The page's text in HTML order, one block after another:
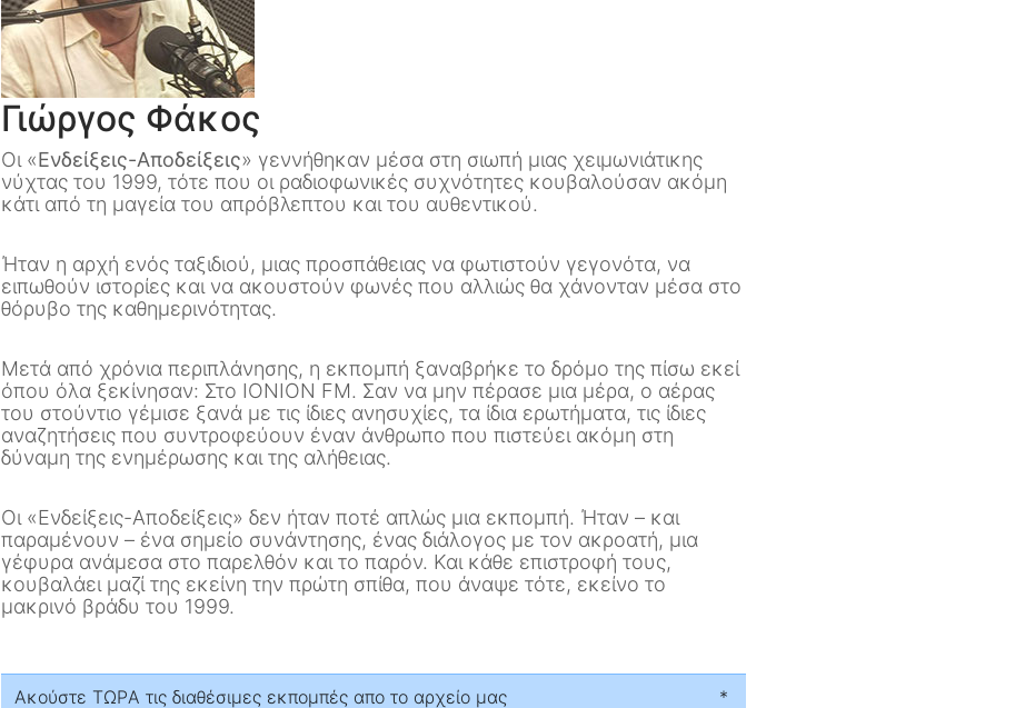
Γιώργος Φάκος
Οι «Ενδείξεις-Αποδείξεις» γεννήθηκαν μέσα στη σιωπή μιας χειμωνιάτικης
νύχτας του 1999, τότε που οι ραδιοφωνικές συχνότητες κουβαλούσαν ακόμη
κάτι από τη μαγεία του απρόβλεπτου και του αυθεντικού.
Ήταν η αρχή ενός ταξιδιού, μιας προσπάθειας να φωτιστούν γεγονότα, να
ειπωθούν ιστορίες και να ακουστούν φωνές που αλλιώς θα χάνονταν μέσα στο
θόρυβο της καθημερινότητας.
Μετά από χρόνια περιπλάνησης, η εκπομπή ξαναβρήκε το δρόμο της πίσω εκεί
όπου όλα ξεκίνησαν: Στο IONION FM. Σαν να μην πέρασε μια μέρα, ο αέρας
του στούντιο γέμισε ξανά με τις ίδιες ανησυχίες, τα ίδια ερωτήματα, τις ίδιες
αναζητήσεις που συντροφεύουν έναν άνθρωπο που πιστεύει ακόμη στη
δύναμη της ενημέρωσης και της αλήθειας.
Οι «Ενδείξεις-Αποδείξεις» δεν ήταν ποτέ απλώς μια εκπομπή. Ήταν – και
παραμένουν – ένα σημείο συνάντησης, ένας διάλογος με τον ακροατή, μια
γέφυρα ανάμεσα στο παρελθόν και το παρόν. Και κάθε επιστροφή τους,
κουβαλάει μαζί της εκείνη την πρώτη σπίθα, που άναψε τότε, εκείνο το
μακρινό βράδυ του 1999.
Aκούστε ΤΩΡA τις διαθέσιμες εκπομπές απο το αρχείο μας *